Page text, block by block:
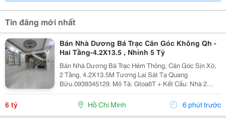
Tin đăng mới nhất
Bán Nhà Dương Bá Trạc Căn Góc Không Qh -
Hai Tầng-4.2X13.5 , Nhỉnh 5 Tỷ
Bán Nhà Dương Bá Trạc Hẻm Thông, Căn Góc Sịn Xò,
2 Tầng, 4.2X13.5M Tương Lai Sát Tạ Quang
Bửu.0939345129. Mô Tả: Gtoa6T + Kết Cấu: Nhà 2
Tầng Btct Kiên Cố, 2 Phòng. + Vị Trí: Ngay Dương Bá
Trạc Thông Tạ Quang Bửu, Âu Dương Lân, Nguyễn Thị
Tần, Dạ...
6 tỷ Hồ Chí Minh 6 phút trước